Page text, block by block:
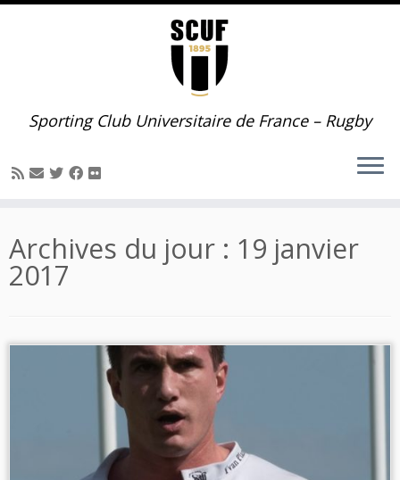
Passer
Sporting Club Universitaire de France – Rugby
Archives du jour : 19 janvier
2017